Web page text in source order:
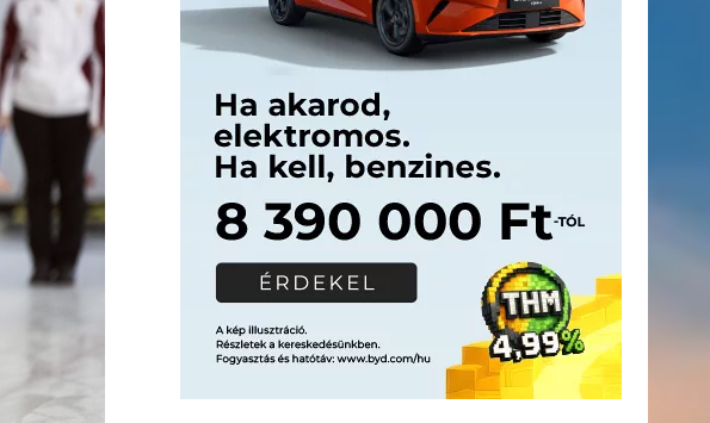
asztalitenisz(130)atlétika(144)autosport(123)Babos
Tímea
(240)Bajnokok Ligája(168)Birkózás(143)Bécs
(530)Európabajnokság(173)ferrari
forma 1(1165)Futball
Katinka (186) hungaroring (181)
karate(168)kickbox(204)kosárlabda
(448) Lewis Hamilton (168)magyar labdarúgóválogatott
Mercedes (244)motorsport(153)Opel Dakar Team(132)
Világbajnokság(122) Rendezvény(142)rio 2016(373)sport
(438)Sportime Magazin(128)szabadidősport(316)
(126)tenisz(416)táplálkozás (155)utazás(126)
Világkupa(129)vitorlázás
(222)vívás(174)vízilabda(197) Érdi Mária(130)életmód
(416) úszás(361)